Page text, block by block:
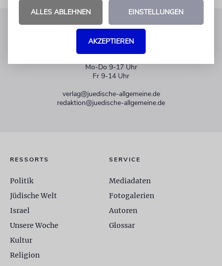
KUNDENSERVICE
Mo-Do 9-17 Uhr
Fr 9-14 Uhr
verlag@juedische-allgemeine.de
redaktion@juedische-allgemeine.de
RESSORTS
Politik
Jüdische Welt
Israel
Unsere Woche
Kultur
Religion
SERVICE
Mediadaten
Fotogalerien
Autoren
Glossar
ALLES ABLEHNEN EINSTELLUNGEN
AKZEPTIEREN